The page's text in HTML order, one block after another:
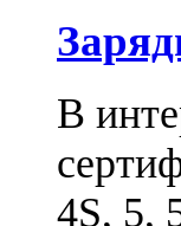
В
4S, 5,